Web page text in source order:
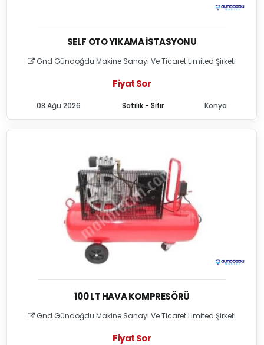
SELF OTO YIKAMA İSTASYONU
Gnd Gündoğdu Makine Sanayi Ve Ticaret Limited Şirketi
Fiyat Sor
Satılık - Sıfır
08 Ağu 2026 Konya
100 LT HAVA KOMPRESÖRÜ
Gnd Gündoğdu Makine Sanayi Ve Ticaret Limited Şirketi
Fiyat Sor